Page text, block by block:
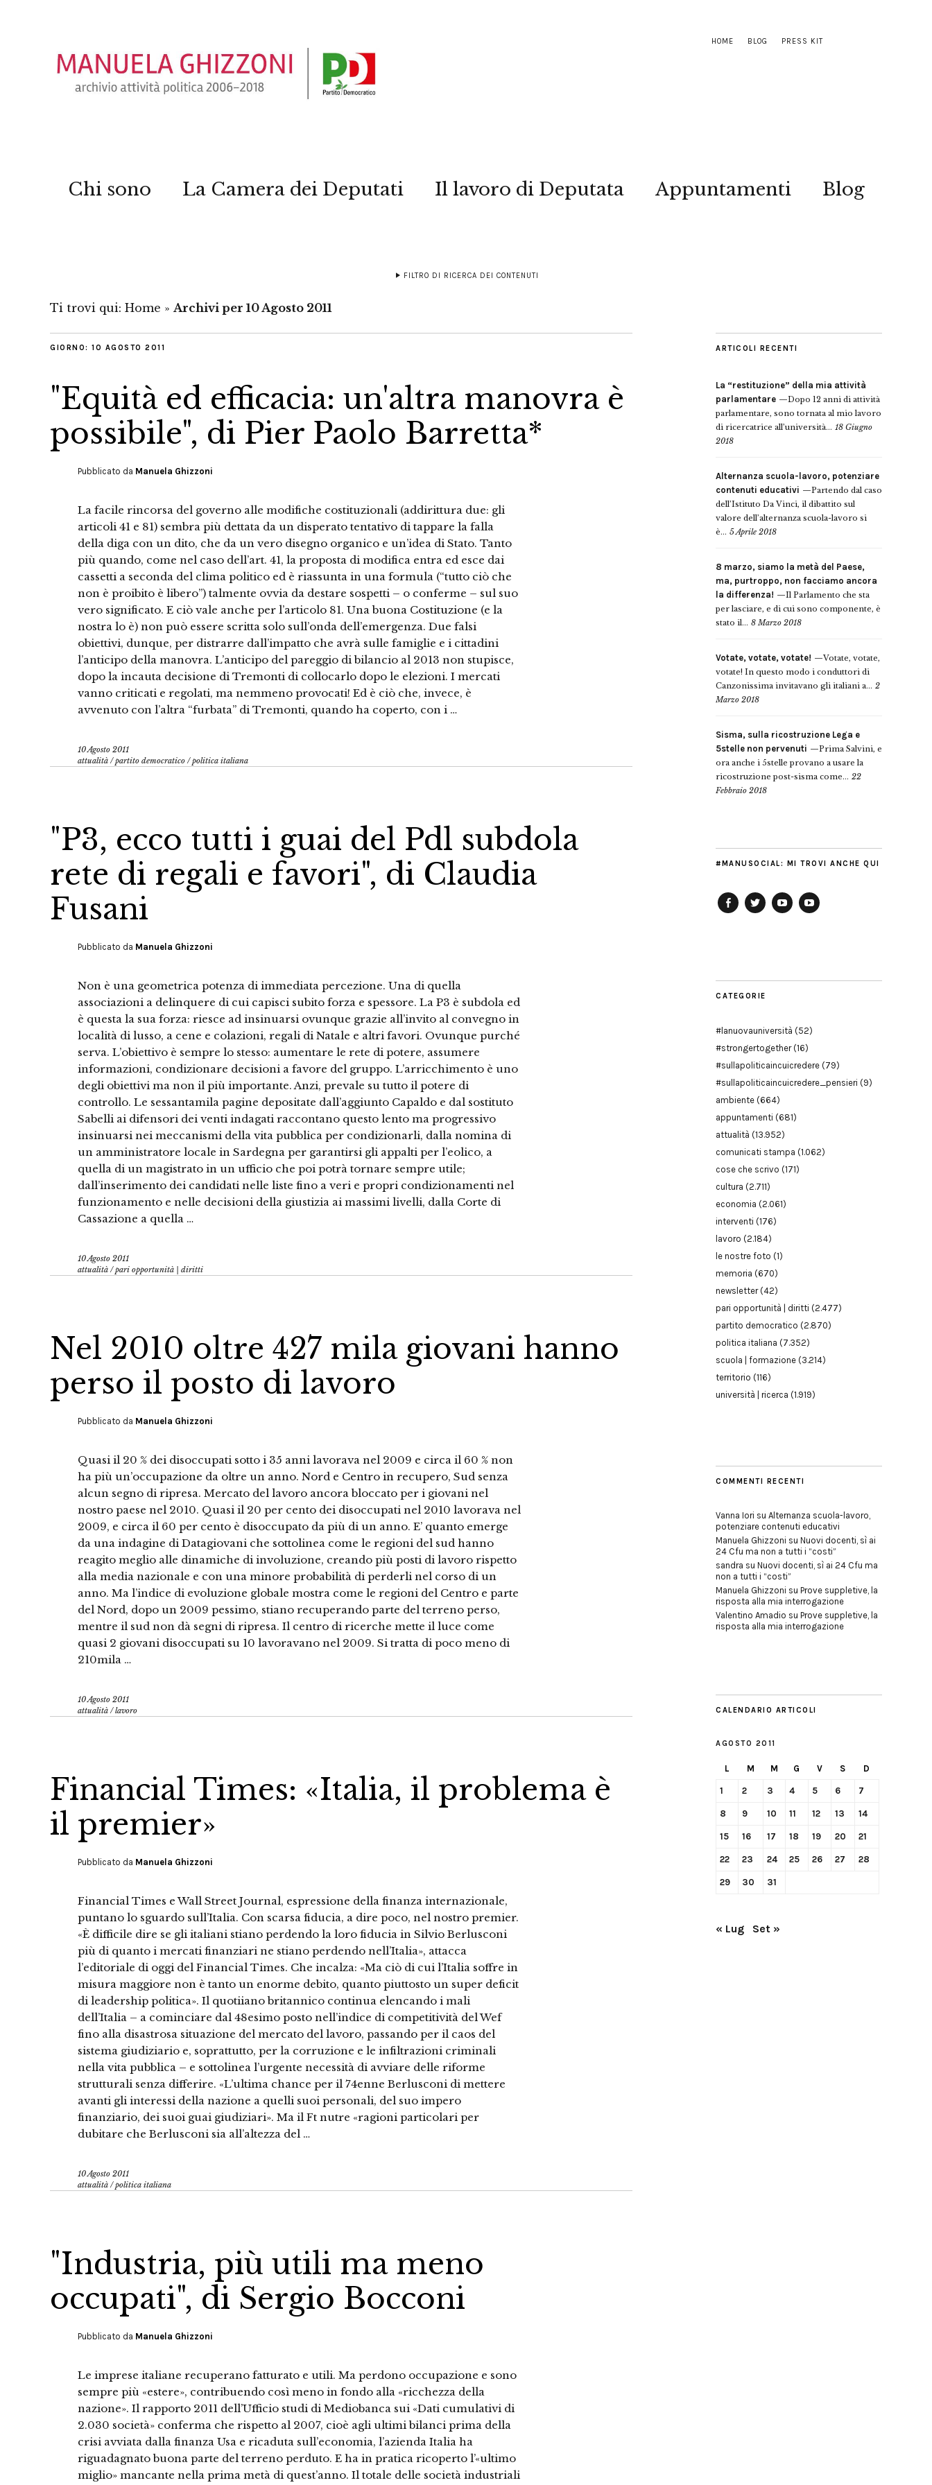
HOME BLOG PRESS KIT
Chi sono La Camera dei Deputati Il lavoro di Deputata Appuntamenti Blog
FILTRO DI RICERCA DEI CONTENUTI
Ti trovi qui: Home » Archivi per 10 Agosto 2011
GIORNO: 10 AGOSTO 2011
"Equità ed efficacia: un'altra manovra è
possibile", di Pier Paolo Barretta*
Pubblicato da Manuela Ghizzoni
La facile rincorsa del governo alle modifiche costituzionali (addirittura due: gli
articoli 41 e 81) sembra più dettata da un disperato tentativo di tappare la falla
della diga con un dito, che da un vero disegno organico e un’idea di Stato. Tanto
più quando, come nel caso dell’art. 41, la proposta di modifica entra ed esce dai
cassetti a seconda del clima politico ed è riassunta in una formula (“tutto ciò che
non è proibito è libero”) talmente ovvia da destare sospetti – o conferme – sul suo
vero significato. E ciò vale anche per l’articolo 81. Una buona Costituzione (e la
nostra lo è) non può essere scritta solo sull’onda dell’emergenza. Due falsi
obiettivi, dunque, per distrarre dall’impatto che avrà sulle famiglie e i cittadini
l’anticipo della manovra. L’anticipo del pareggio di bilancio al 2013 non stupisce,
dopo la incauta decisione di Tremonti di collocarlo dopo le elezioni. I mercati
vanno criticati e regolati, ma nemmeno provocati! Ed è ciò che, invece, è
avvenuto con l’altra “furbata” di Tremonti, quando ha coperto, con i …
10 Agosto 2011
attualità /partito democratico /politica italiana
"P3, ecco tutti i guai del Pdl subdola
rete di regali e favori", di Claudia
Fusani
Pubblicato da Manuela Ghizzoni
Non è una geometrica potenza di immediata percezione. Una di quella
associazioni a delinquere di cui capisci subito forza e spessore. La P3 è subdola ed
è questa la sua forza: riesce ad insinuarsi ovunque grazie all’invito al convegno in
località di lusso, a cene e colazioni, regali di Natale e altri favori. Ovunque purché
serva. L’obiettivo è sempre lo stesso: aumentare le rete di potere, assumere
informazioni, condizionare decisioni a favore del gruppo. L’arricchimento è uno
degli obiettivi ma non il più importante. Anzi, prevale su tutto il potere di
controllo. Le sessantamila pagine depositate dall’aggiunto Capaldo e dal sostituto
Sabelli ai difensori dei venti indagati raccontano questo lento ma progressivo
insinuarsi nei meccanismi della vita pubblica per condizionarli, dalla nomina di
un amministratore locale in Sardegna per garantirsi gli appalti per l’eolico, a
quella di un magistrato in un ufficio che poi potrà tornare sempre utile;
dall’inserimento dei candidati nelle liste fino a veri e propri condizionamenti nel
funzionamento e nelle decisioni della giustizia ai massimi livelli, dalla Corte di
Cassazione a quella …
10 Agosto 2011
attualità /pari opportunità | diritti
Nel 2010 oltre 427 mila giovani hanno
perso il posto di lavoro
Pubblicato da Manuela Ghizzoni
Quasi il 20 % dei disoccupati sotto i 35 anni lavorava nel 2009 e circa il 60 % non
ha più un’occupazione da oltre un anno. Nord e Centro in recupero, Sud senza
alcun segno di ripresa. Mercato del lavoro ancora bloccato per i giovani nel
nostro paese nel 2010. Quasi il 20 per cento dei disoccupati nel 2010 lavorava nel
2009, e circa il 60 per cento è disoccupato da più di un anno. E’ quanto emerge
da una indagine di Datagiovani che sottolinea come le regioni del sud hanno
reagito meglio alle dinamiche di involuzione, creando più posti di lavoro rispetto
alla media nazionale e con una minore probabilità di perderli nel corso di un
anno. Ma l’indice di evoluzione globale mostra come le regioni del Centro e parte
del Nord, dopo un 2009 pessimo, stiano recuperando parte del terreno perso,
mentre il sud non dà segni di ripresa. Il centro di ricerche mette il luce come
quasi 2 giovani disoccupati su 10 lavoravano nel 2009. Si tratta di poco meno di
210mila …
10 Agosto 2011
attualità /lavoro
Financial Times: «Italia, il problema è
il premier»
Pubblicato da Manuela Ghizzoni
Financial Times e Wall Street Journal, espressione della finanza internazionale,
puntano lo sguardo sull’Italia. Con scarsa fiducia, a dire poco, nel nostro premier.
«È difficile dire se gli italiani stiano perdendo la loro fiducia in Silvio Berlusconi
più di quanto i mercati finanziari ne stiano perdendo nell’Italia», attacca
l’editoriale di oggi del Financial Times. Che incalza: «Ma ciò di cui l’Italia soffre in
misura maggiore non è tanto un enorme debito, quanto piuttosto un super deficit
di leadership politica». Il quotiiano britannico continua elencando i mali
dell’Italia – a cominciare dal 48esimo posto nell’indice di competitività del Wef
fino alla disastrosa situazione del mercato del lavoro, passando per il caos del
sistema giudiziario e, soprattutto, per la corruzione e le infiltrazioni criminali
nella vita pubblica – e sottolinea l’urgente necessità di avviare delle riforme
strutturali senza differire. «L’ultima chance per il 74enne Berlusconi di mettere
avanti gli interessi della nazione a quelli suoi personali, del suo impero
finanziario, dei suoi guai giudiziari». Ma il Ft nutre «ragioni particolari per
dubitare che Berlusconi sia all’altezza del …
10 Agosto 2011
attualità /politica italiana
"Industria, più utili ma meno
occupati", di Sergio Bocconi
Pubblicato da Manuela Ghizzoni
Le imprese italiane recuperano fatturato e utili. Ma perdono occupazione e sono
sempre più «estere», contribuendo così meno in fondo alla «ricchezza della
nazione». Il rapporto 2011 dell’Ufficio studi di Mediobanca sui «Dati cumulativi di
2.030 società» conferma che rispetto al 2007, cioè agli ultimi bilanci prima della
crisi avviata dalla finanza Usa e ricaduta sull’economia, l’azienda Italia ha
riguadagnato buona parte del terreno perduto. E ha in pratica ricoperto l’«ultimo
miglio» mancante nella prima metà di quest’anno. Il totale delle società industriali
ARTICOLI RECENTI
La “restituzione” della mia attività
parlamentare
Dopo 12 anni di attività
parlamentare, sono tornata al mio lavoro
di ricercatrice all’università... 18 Giugno
2018
Alternanza scuola-lavoro, potenziare
contenuti educativi
Partendo dal caso
dell’Istituto Da Vinci, il dibattito sul
valore dell’alternanza scuola-lavoro si
è... 5 Aprile 2018
8 marzo, siamo la metà del Paese,
ma, purtroppo, non facciamo ancora
la differenza!
Il Parlamento che sta
per lasciare, e di cui sono componente, è
stato il... 8 Marzo 2018
Votate, votate, votate!
Votate, votate,
votate! In questo modo i conduttori di
Canzonissima invitavano gli italiani a... 2
Marzo 2018
Sisma, sulla ricostruzione Lega e
5stelle non pervenuti
Prima Salvini, e
ora anche i 5stelle provano a usare la
ricostruzione post-sisma come... 22
Febbraio 2018
#MANUSOCIAL: MI TROVI ANCHE QUI
CATEGORIE
#lanuovauniversità (52)
#strongertogether(16)
#sullapoliticaincuicredere (79)
#sullapoliticaincuicredere_pensieri (9)
ambiente (664)
appuntamenti (681)
attualità (13.952)
comunicati stampa (1.062)
cose che scrivo (171)
cultura (2.711)
economia (2.061)
interventi (176)
lavoro (2.184)
le nostre foto (1)
memoria (670)
newsletter(42)
pari opportunità | diritti (2.477)
partito democratico (2.870)
politica italiana (7.352)
scuola | formazione (3.214)
territorio (116)
università | ricerca (1.919)
COMMENTI RECENTI
Vanna Iori su Alternanza scuola-lavoro,
potenziare contenuti educativi
Manuela Ghizzoni su Nuovi docenti, sì ai
24 Cfu ma non a tutti i “costi”
sandra su Nuovi docenti, sì ai 24 Cfu ma
non a tutti i “costi”
Manuela Ghizzoni su Prove suppletive, la
risposta alla mia interrogazione
Valentino Amadio su Prove suppletive, la
risposta alla mia interrogazione
CALENDARIO ARTICOLI
AGOSTO 2011
L M M G V S D
1 2 3 4 5 6 7
8 9 10 11 12 13 14
15 16 17 18 19 20 21
22 23 24 25 26 27 28
29 30 31
« Lug Set »